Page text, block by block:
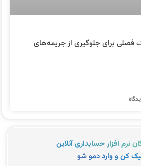
فصلی برای جلوگیری از جریمه‌های
نرم افزار حسابداری آنلاین
کن و وارد دمو شو